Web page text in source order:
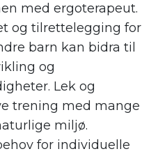
med ergoterapeut.
og tilrettelegging for
barn kan bidra til
og
Lek og
trening med mange
miljø.
for individuelle